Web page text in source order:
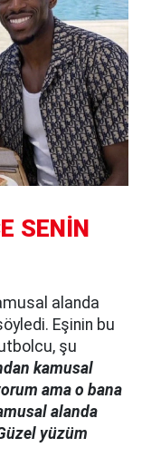
SENİN
alanda
Eşinin bu
şu
kamusal
ama o bana
alanda
yüzüm